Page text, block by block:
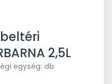
2,5L
egység: db